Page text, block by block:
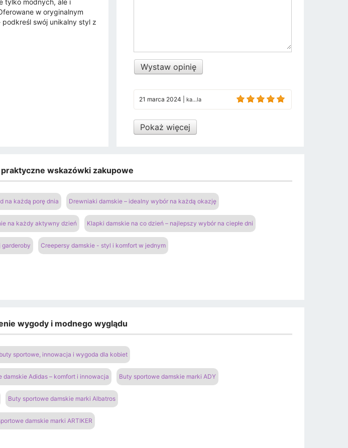
tylko modnych, ale i
w oryginalnym
swój unikalny styl z
Wystaw opinię
21 marca 2024 ka...la
Pokaż więcej
wskazówki zakupowe
na każdą porę dnia Drewniaki damskie – idealny wybór na każdą okazję
na każdy aktywny dzień Klapki damskie na co dzień – najlepszy wybór na ciepłe dni
garderoby Creepersy damskie - styl i komfort w jednym
wygody i modnego wyglądu
sportowe, innowacja i wygoda dla kobiet
damskie Adidas – komfort i innowacja Buty sportowe damskie marki ADY
Buty sportowe damskie marki Albatros
damskie marki ARTIKER